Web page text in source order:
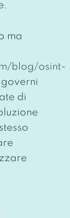
ma
blog/osint-
di